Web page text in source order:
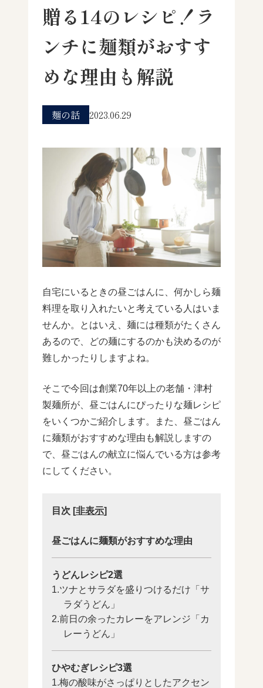
贈る14のレシピ！ラ
ンチに麺類がおすす
めな理由も解説
麺の話 2023.06.29
自宅にいるときの昼ごはんに、何かしら麺
料理を取り入れたいと考えている人はいま
せんか。とはいえ、麺には種類がたくさん
あるので、どの麺にするのかも決めるのが
難しかったりしますよね。
そこで今回は創業70年以上の老舗・津村
製麺所が、昼ごはんにぴったりな麺レシピ
をいくつかご紹介します。また、昼ごはん
に麺類がおすすめな理由も解説しますの
で、昼ごはんの献立に悩んでいる方は参考
にしてください。
目次 [非表示]
昼ごはんに麺類がおすすめな理由
うどんレシピ2選
1.ツナとサラダを盛りつけるだけ「サ
ラダうどん」
2.前日の余ったカレーをアレンジ「カ
レーうどん」
ひやむぎレシピ3選
1.梅の酸味がさっぱりとしたアクセン